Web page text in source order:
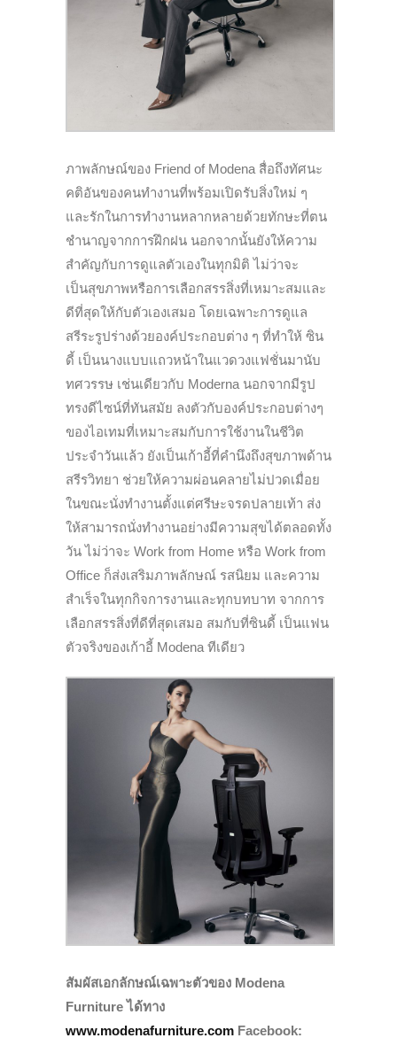
ภาพลักษณ์ของ Friend of Modena สื่อถึงทัศนะ
คติอันของคนทำงานที่พร้อมเปิดรับสิ่งใหม่ ๆ
และรักในการทำงานหลากหลายด้วยทักษะที่ตน
ชำนาญจากการฝึกฝน นอกจากนั้นยังให้ความ
สำคัญกับการดูแลตัวเองในทุกมิติ ไม่ว่าจะ
เป็นสุขภาพหรือการเลือกสรรสิ่งที่เหมาะสมและ
ดีที่สุดให้กับตัวเองเสมอ โดยเฉพาะการดูแล
สรีระรูปร่างด้วยองค์ประกอบต่าง ๆ ที่ทำให้ ซิน
ดี้ เป็นนางแบบแถวหน้าในแวดวงแฟชั่นมานับ
ทศวรรษ เช่นเดียวกับ Moderna นอกจากมีรูป
ทรงดีไซน์ที่ทันสมัย ลงตัวกับองค์ประกอบต่างๆ
ของไอเทมที่เหมาะสมกับการใช้งานในชีวิต
ประจำวันแล้ว ยังเป็นเก้าอี้ที่คำนึงถึงสุขภาพด้าน
สรีรวิทยา ช่วยให้ความผ่อนคลายไม่ปวดเมื่อย
ในขณะนั่งทำงานตั้งแต่ศรีษะจรดปลายเท้า ส่ง
ให้สามารถนั่งทำงานอย่างมีความสุขได้ตลอดทั้ง
วัน ไม่ว่าจะ Work from Home หรือ Work from
Office ก็ส่งเสริมภาพลักษณ์ รสนิยม และความ
สำเร็จในทุกกิจการงานและทุกบทบาท จากการ
เลือกสรรสิ่งที่ดีที่สุดเสมอ สมกับที่ซินดี้ เป็นแฟน
ตัวจริงของเก้าอี้ Modena ทีเดียว
สัมผัสเอกลักษณ์เฉพาะตัวของ Modena
Furniture ได้ทาง
www.modenafurniture.com Facebook: